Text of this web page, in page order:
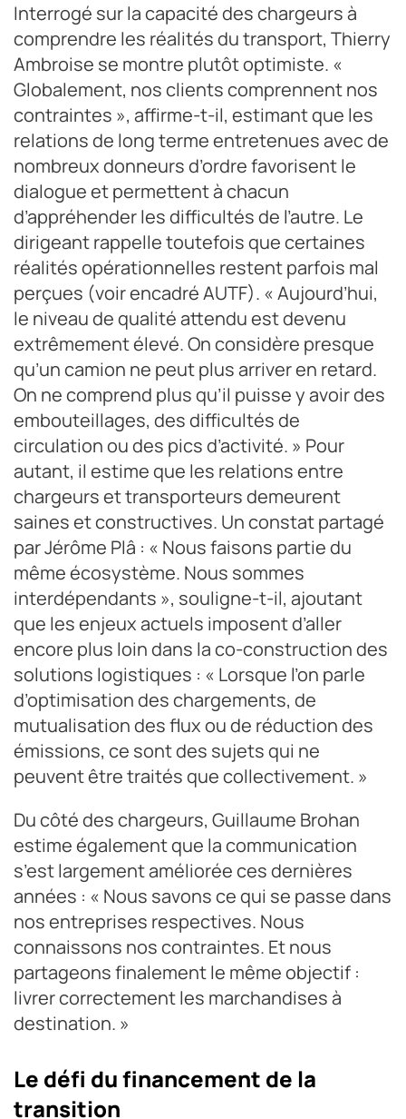
Interrogé sur la capacité des chargeurs à
comprendre les réalités du transport, Thierry
Ambroise se montre plutôt optimiste. «
Globalement, nos clients comprennent nos
contraintes », affirme-t-il, estimant que les
relations de long terme entretenues avec de
nombreux donneurs d’ordre favorisent le
dialogue et permettent à chacun
d’appréhender les difficultés de l’autre. Le
dirigeant rappelle toutefois que certaines
réalités opérationnelles restent parfois mal
perçues (voir encadré AUTF). « Aujourd’hui,
le niveau de qualité attendu est devenu
extrêmement élevé. On considère presque
qu’un camion ne peut plus arriver en retard.
On ne comprend plus qu’il puisse y avoir des
embouteillages, des difficultés de
circulation ou des pics d’activité. » Pour
autant, il estime que les relations entre
chargeurs et transporteurs demeurent
saines et constructives. Un constat partagé
par Jérôme Plâ : « Nous faisons partie du
même écosystème. Nous sommes
interdépendants », souligne-t-il, ajoutant
que les enjeux actuels imposent d’aller
encore plus loin dans la co-construction des
solutions logistiques : « Lorsque l’on parle
d’optimisation des chargements, de
mutualisation des flux ou de réduction des
émissions, ce sont des sujets qui ne
peuvent être traités que collectivement. »
Du côté des chargeurs, Guillaume Brohan
estime également que la communication
s’est largement améliorée ces dernières
années : « Nous savons ce qui se passe dans
nos entreprises respectives. Nous
connaissons nos contraintes. Et nous
partageons finalement le même objectif :
livrer correctement les marchandises à
destination. »
Le défi du financement de la
transition